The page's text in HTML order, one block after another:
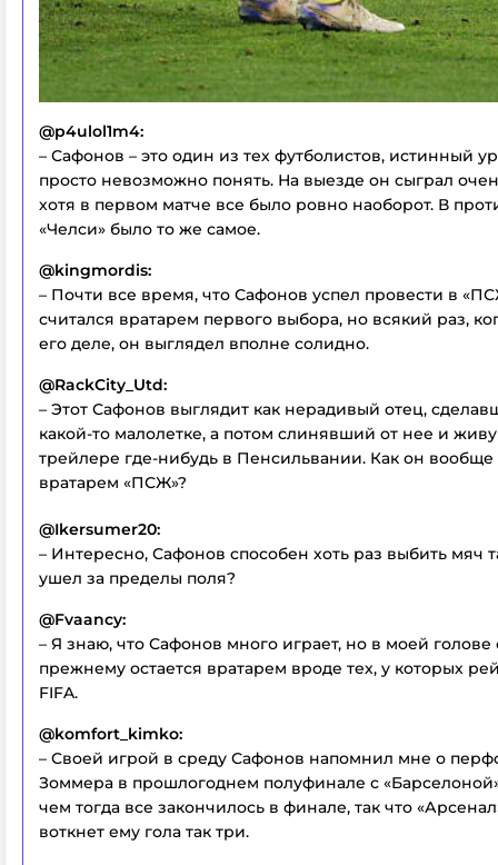
@p4ulol1m4:
– Сафонов – это один из тех футболистов, истинный
просто невозможно понять. На выезде он сыграл
хотя в первом матче все было ровно наоборот. В
«Челси» было то же самое.
@kingmordis:
– Почти все время, что Сафонов успел провести в
считался вратарем первого выбора, но всякий раз,
его деле, он выглядел вполне солидно.
@RackCity_Utd:
– Этот Сафонов выглядит как нерадивый отец,
какой-то малолетке, а потом слинявший от нее и
трейлере где-нибудь в Пенсильвании. Как он
вратарем «ПСЖ»?
@Ikersumer20:
– Интересно, Сафонов способен хоть раз выбить мяч
ушел за пределы поля?
@Fvaancy:
– Я знаю, что Сафонов много играет, но в моей голове
прежнему остается вратарем вроде тех, у которых
FIFA.
@komfort_kimko:
– Своей игрой в среду Сафонов напомнил мне о
Зоммера в прошлогоднем полуфинале с
чем тогда все закончилось в финале, так что
воткнет ему гола так три.